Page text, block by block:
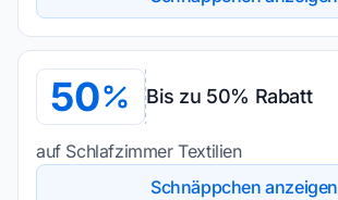
50 Bis zu 50% Rabatt
auf Schlafzimmer Textilien
Schnäppchen anzeigen